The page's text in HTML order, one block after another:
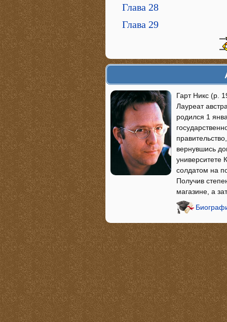
Глава 28
Глава 29
Гарт Никс (р.
Лауреат
родился 1
вернувшись
университете
солдатом на
Получив
магазине, а